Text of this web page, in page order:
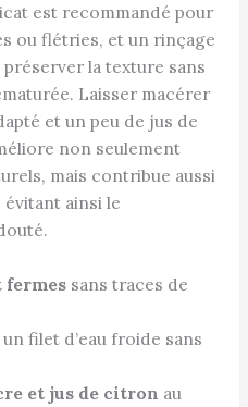
est recommandé pour
ou flétries, et un rinçage
la texture sans
Laisser macérer
et un peu de jus de
non seulement
mais contribue aussi
ainsi le
fermessans traces de
filet d’eau froide sans
et jus de citron au